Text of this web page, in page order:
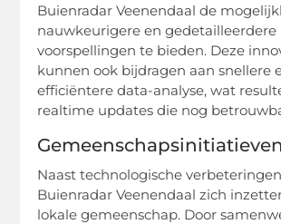
Buienradar Veenendaal de
nauwkeurigere en gedetailleerdere
voorspellingen te bieden. Deze
kunnen ook bijdragen aan snellere
efficiëntere data-analyse, wat
realtime updates die nog
Gemeenschapsinitiatieven
Naast technologische
Buienradar Veenendaal zich
lokale gemeenschap. Door